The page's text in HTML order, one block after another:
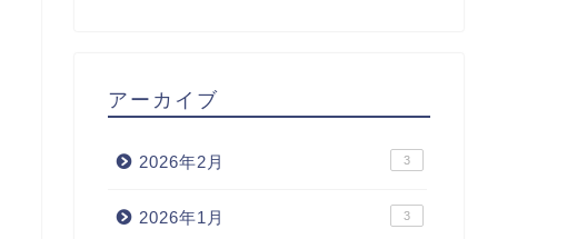
アーカイブ
2026年2月 3
2026年1月 3